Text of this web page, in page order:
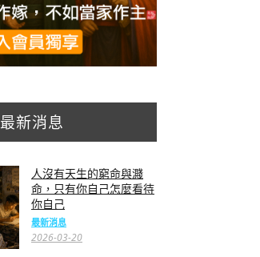
最新消息
人沒有天生的窮命與濺
命，只有你自己怎麼看待
你自己
最新消息
2026-03-20